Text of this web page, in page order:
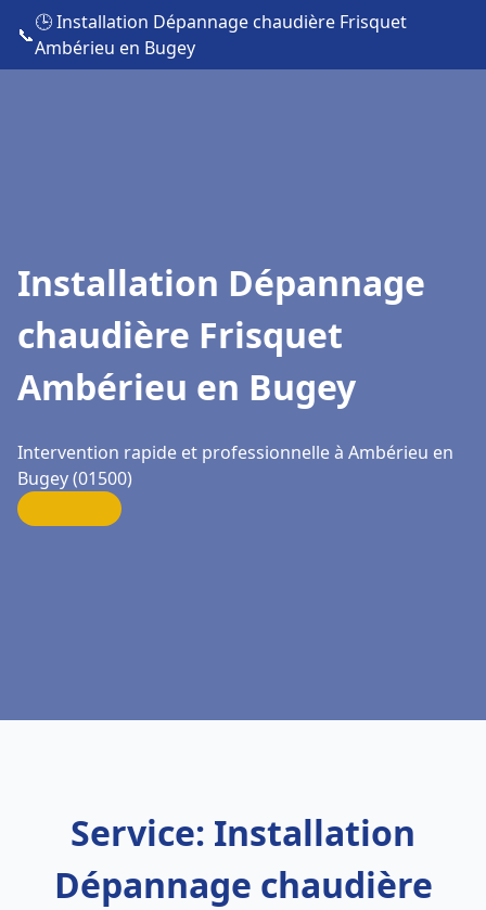
📞
🕒 Installation Dépannage chaudière Frisquet
Ambérieu en Bugey
Installation Dépannage
chaudière Frisquet
Ambérieu en Bugey
Intervention rapide et professionnelle à Ambérieu en
Bugey (01500)
Service: Installation
Dépannage chaudière